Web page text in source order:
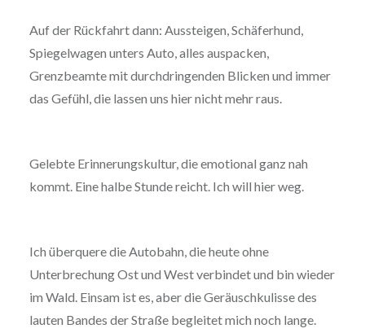
Auf der Rückfahrt dann: Aussteigen, Schäferhund,
Spiegelwagen unters Auto, alles auspacken,
Grenzbeamte mit durchdringenden Blicken und immer
das Gefühl, die lassen uns hier nicht mehr raus.
Gelebte Erinnerungskultur, die emotional ganz nah
kommt. Eine halbe Stunde reicht. Ich will hier weg.
Ich überquere die Autobahn, die heute ohne
Unterbrechung Ost und West verbindet und bin wieder
im Wald. Einsam ist es, aber die Geräuschkulisse des
lauten Bandes der Straße begleitet mich noch lange.